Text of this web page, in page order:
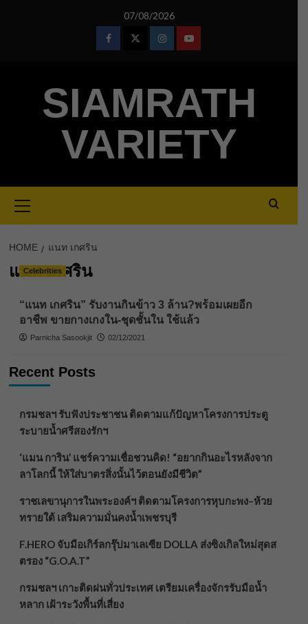
07/08/2026
FacebookTwitterInstagramYoutube
SIAMRATH
VARIETY
Menu
HOME แนท เกศริน
แนท เกศริน
Celebrities
“แนท เกศริน” รับงานกินข้าว 3 ล้าน?พร้อมเผยอีก
อาชีพ ขายกางเกงใน-ชุดชั้นใน ใช้แล้ว
Parnicha Sasookjit 02/12/2021
Recent Posts
กรมชลฯ รับฟังประชาชน ติดตามแก้ปัญหาโครงการประตู
ระบายน้ำศรีสองรักฯ
‘แมน การิน’ แชร์ความเชื่อชวนคิด! “อยากกินอะไรหลังจาก
ลาโลกนี้ ให้ใส่บาตรสิ่งนั้นไว้ตอนยังมีชีวิต”
ราชเลขานุการในพระองค์ฯ ติดตามโครงการหุบกะพง–ห้วย
ทรายใต้ เสริมความมั่นคงน้ำเพชรบุรี
F.HERO จับมือเกิร์ลกรุ๊ปมาเลเซีย DOLLA ส่งซิงเกิลใหม่สุดส
ตรอง “G.O.A.T”
กรมชลฯ เกาะติดฝนทั่วประเทศ เตรียมเครื่องจักรรับมือน้ำ
หลาก เฝ้าระวังพื้นที่เสี่ยง